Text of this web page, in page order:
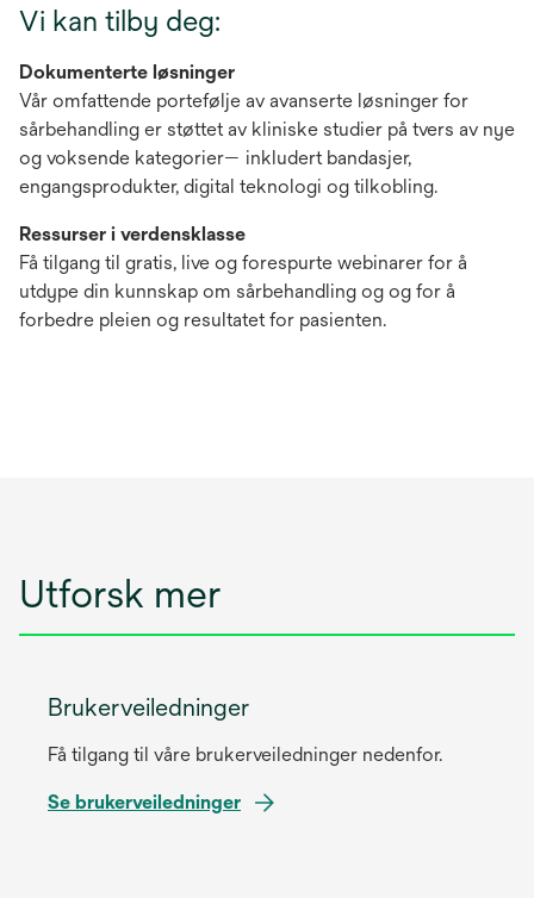
Vi kan tilby deg:
Dokumenterte løsninger
Vår omfattende portefølje av avanserte løsninger for
sårbehandling er støttet av kliniske studier på tvers av nye
og voksende kategorier— inkludert bandasjer,
engangsprodukter, digital teknologi og tilkobling.
Ressurser i verdensklasse
Få tilgang til gratis, live og forespurte webinarer for å
utdype din kunnskap om sårbehandling og og for å
forbedre pleien og resultatet for pasienten.
Utforsk mer
Brukerveiledninger
Få tilgang til våre brukerveiledninger nedenfor.
Se brukerveiledningero